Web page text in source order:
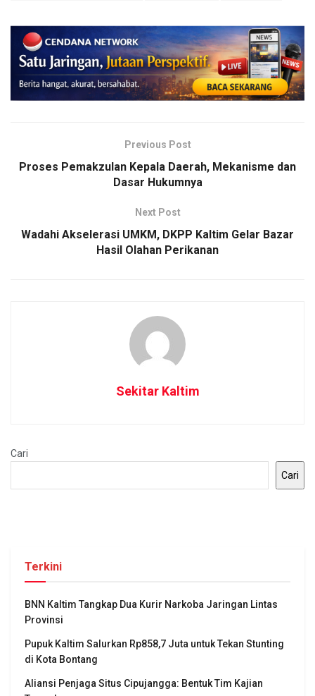
Previous Post
Proses Pemakzulan Kepala Daerah, Mekanisme dan
Dasar Hukumnya
Next Post
Wadahi Akselerasi UMKM, DKPP Kaltim Gelar Bazar
Hasil Olahan Perikanan
Sekitar Kaltim
Cari
Cari